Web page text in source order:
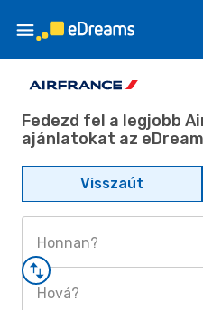
Fedezd fel a legjobb
ajánlatokat az
Visszaút
Honnan?
Hová?